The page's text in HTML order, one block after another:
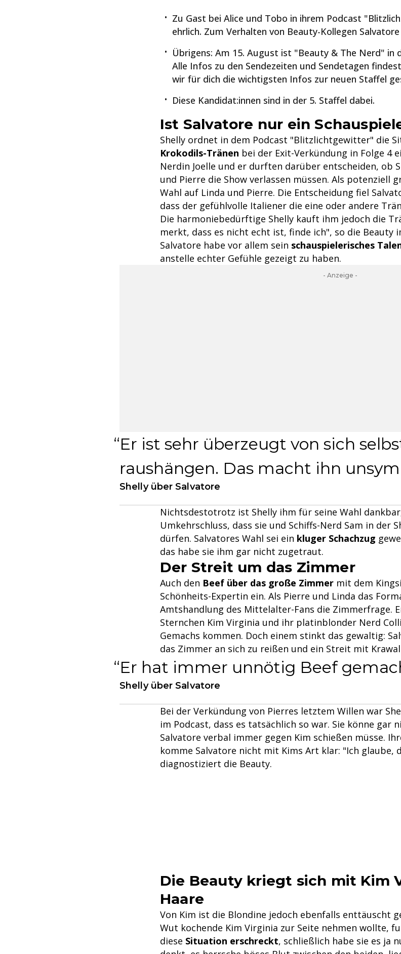
Zu Gast bei Alice und Tobo in ihrem Podcast
ehrlich. Zum Verhalten von Beauty-Kollegen
Übrigens: Am 15. August ist "Beauty & The Nerd"
Alle Infos zu den Sendezeiten und Sendetagen
wir für dich die wichtigsten Infos zur neuen Staffel
Diese Kandidat:innen sind in der 5. Staffel dabei.
Ist Salvatore nur ein
Shelly ordnet in dem Podcast "Blitzlichtgewitter" die
Krokodils-Tränen bei der Exit-Verkündung in Folge 4
Nerdin Joelle und er durften darüber entscheiden, ob
und Pierre die Show verlassen müssen. Als potenziell
Wahl auf Linda und Pierre. Die Entscheidung fiel
dass der gefühlvolle Italiener die eine oder andere
Die harmoniebedürftige Shelly kauft ihm jedoch die
merkt, dass es nicht echt ist, finde ich", so die Beauty
Salvatore habe vor allem sein schauspielerisches
anstelle echter Gefühle gezeigt zu haben.
- Anzeige -
Er ist sehr überzeugt von sich
raushängen. Das macht ihn
Shelly über Salvatore
Nichtsdestotrotz ist Shelly ihm für seine Wahl
Umkehrschluss, dass sie und Schiffs-Nerd Sam in der
dürfen. Salvatores Wahl sei ein kluger Schachzug
das habe sie ihm gar nicht zugetraut.
Der Streit um das Zimmer
Auch den Beef über das große Zimmer mit dem
Schönheits-Expertin ein. Als Pierre und Linda das
Amtshandlung des Mittelalter-Fans die Zimmerfrage.
Sternchen Kim Virginia und ihr platinblonder Nerd
Gemachs kommen. Doch einem stinkt das gewaltig:
das Zimmer an sich zu reißen und ein Streit mit
Er hat immer unnötig Beef
Shelly über Salvatore
Bei der Verkündung von Pierres letztem Willen war
im Podcast, dass es tatsächlich so war. Sie könne gar
Salvatore verbal immer gegen Kim schießen müsse.
komme Salvatore nicht mit Kims Art klar: "Ich glaube,
diagnostiziert die Beauty.
Die Beauty kriegt sich mit Kim
Haare
Von Kim ist die Blondine jedoch ebenfalls enttäuscht
Wut kochende Kim Virginia zur Seite nehmen wollte,
diese Situation erschreckt, schließlich habe sie es ja